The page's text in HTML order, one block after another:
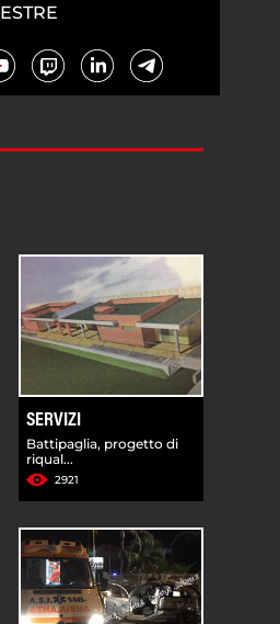
SERVIZI
Battipaglia, progetto di
riqual...
2921